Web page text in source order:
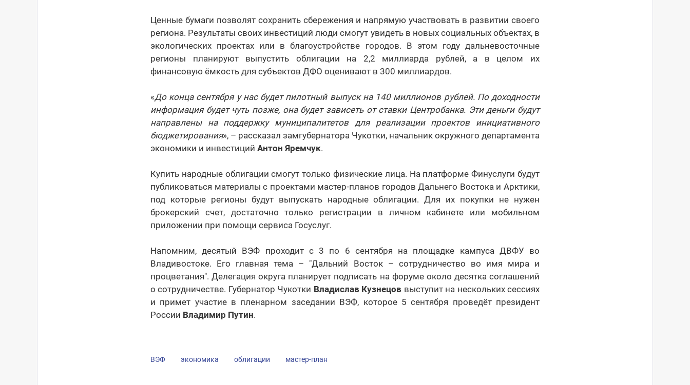
Ценные бумаги позволят сохранить сбережения и напрямую участвовать в развитии своего
региона. Результаты своих инвестиций люди смогут увидеть в новых социальных объектах, в
экологических проектах или в благоустройстве городов. В этом году дальневосточные
регионы планируют выпустить облигации на 2,2 миллиарда рублей, а в целом их
финансовую ёмкость для субъектов ДФО оценивают в 300 миллиардов.
«До конца сентября у нас будет пилотный выпуск на 140 миллионов рублей. По доходности
информация будет чуть позже, она будет зависеть от ставки Центробанка. Эти деньги будут
направлены на поддержку муниципалитетов для реализации проектов инициативного
бюджетирования», – рассказал замгубернатора Чукотки, начальник окружного департамента
экономики и инвестиций Антон Яремчук.
Купить народные облигации смогут только физические лица. На платформе Финуслуги будут
публиковаться материалы с проектами мастер-планов городов Дальнего Востока и Арктики,
под которые регионы будут выпускать народные облигации. Для их покупки не нужен
брокерский счет, достаточно только регистрации в личном кабинете или мобильном
приложении при помощи сервиса Госуслуг.
Напомним, десятый ВЭФ проходит с 3 по 6 сентября на площадке кампуса ДВФУ во
Владивостоке. Его главная тема – "Дальний Восток – сотрудничество во имя мира и
процветания". Делегация округа планирует подписать на форуме около десятка соглашений
о сотрудничестве. Губернатор Чукотки Владислав Кузнецов выступит на нескольких сессиях
и примет участие в пленарном заседании ВЭФ, которое 5 сентября проведёт президент
России Владимир Путин.
ВЭФ экономика облигации мастер-план